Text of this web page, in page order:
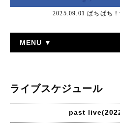
2025.09.01 ぱちぱち
MENU ▼
ライブスケジュール
past